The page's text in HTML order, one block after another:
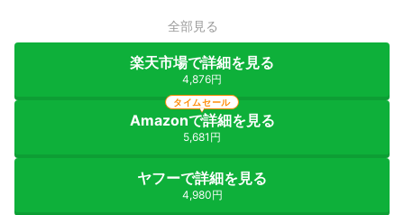
全部見る
楽天市場で詳細を見る
4,876円
Amazonで詳細を見る
5,681円
タイムセール
ヤフーで詳細を見る
4,980円